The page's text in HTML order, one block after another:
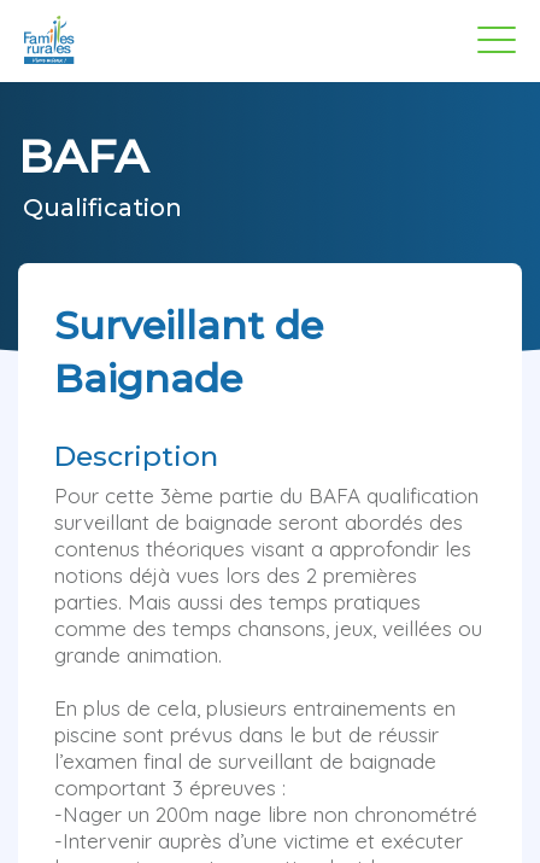
contenu
BAFA
Qualification
Surveillant de
Baignade
Description
Pour cette 3ème partie du BAFA qualification
surveillant de baignade seront abordés des
contenus théoriques visant a approfondir les
notions déjà vues lors des 2 premières
parties. Mais aussi des temps pratiques
comme des temps chansons, jeux, veillées ou
grande animation.
En plus de cela, plusieurs entrainements en
piscine sont prévus dans le but de réussir
l’examen final de surveillant de baignade
comportant 3 épreuves :
-Nager un 200m nage libre non chronométré
-Intervenir auprès d’une victime et exécuter
Panneau de gestion des cookies